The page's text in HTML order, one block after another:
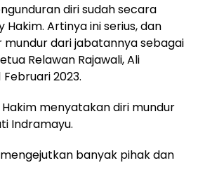
diri sudah secara
Hakim. Artinya ini serius, dan
dari jabatannya sebagai
Relawan Rajawali, Ali
Februari 2023.
menyatakan diri mundur
Indramayu.
banyak pihak dan